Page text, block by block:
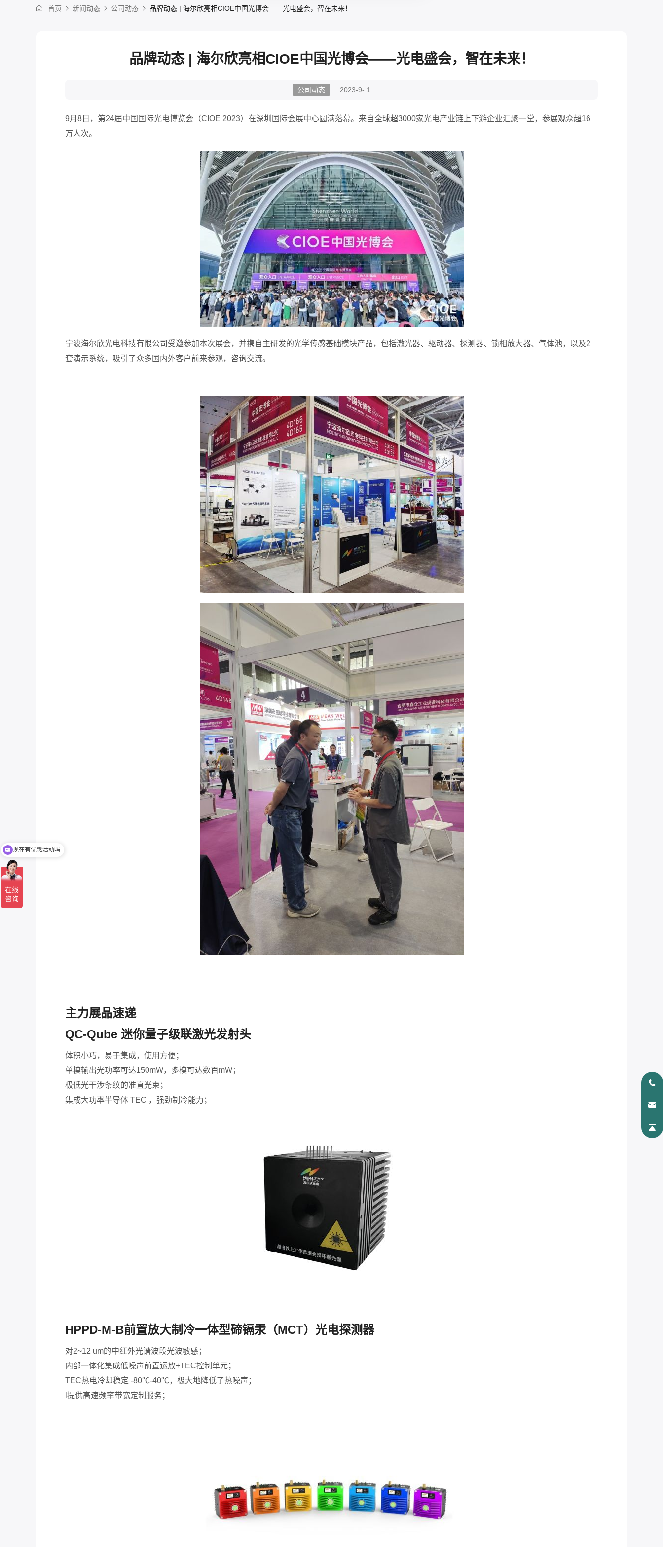
首页 新闻动态 公司动态 品牌动态 | 海尔欣亮相CIOE中国光博会——光电盛会，智在未来！
品牌动态 | 海尔欣亮相CIOE中国光博会——光电盛会，智在未来！
公司动态 2023-9- 1
9月 8 日， 第24届中国国际光电博览会（CIOE 2023） 在深圳国际会展中心圆满落幕。 来自全球超3000家光电产业链上下游企业汇聚一堂，参展观众超16
万人次。
宁波海尔欣光电科技有限公司受邀参加本次展会，并携自主研发的光学传感基础模块产品，包括激光器、驱动器、探测器、锁相放大器、气体池，以及2
套演示系统， 吸引了众多国内外客户前来参观，咨询交流。
主力展品速递
QC-Qube 迷你量子级联激光发射头
体积小巧，易于集成，使用方便；
单模输出光功率可达150mW，多模可达数百mW；
极低光干涉条纹的准直光束；
集成大功率半导体 TEC ，强劲制冷能力；
HPPD-M-B前置放大制冷一体型碲镉汞（MCT）光电探测器
对2~12 um的中红外光谱波段光波敏感；
内部一体化集成低噪声前置运放+TEC控制单元；
TEC热电冷却稳定 -80℃-40℃，极大地降低了热噪声；
l提供高速频率带宽定制服务；
可以介绍下你们的产品么
现在有优惠活动吗